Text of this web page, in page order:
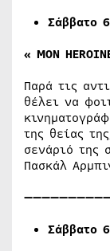
Σάββατο 6
« MON
Παρά τις
θέλει να
της θείας
σενάριό της
Πασκάλ
Σάββατο 6